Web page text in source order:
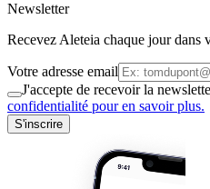
Newsletter
Recevez Aleteia chaque jour dans
Votre adresse email
J'accepte de recevoir la
confidentialité pour en savoir plus.
S'inscrire